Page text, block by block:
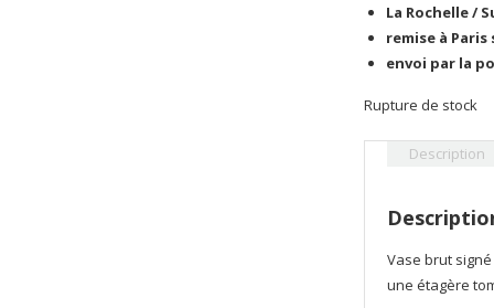
La Rochelle /
remise à Paris
envoi par la
Rupture de stock
Description
Vase brut
une étagère